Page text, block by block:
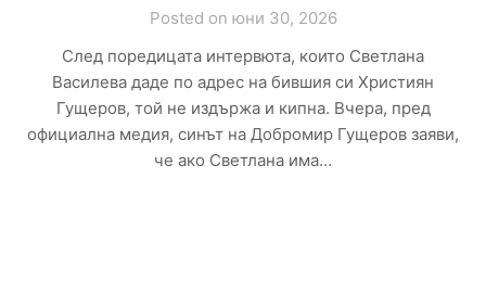
Posted on юни 30, 2026
След поредицата интервюта, които Светлана
Василева даде по адрес на бившия си Християн
Гущеров, той не издържа и кипна. Вчера, пред
официална медия, синът на Добромир Гущеров заяви,
че ако Светлана има…